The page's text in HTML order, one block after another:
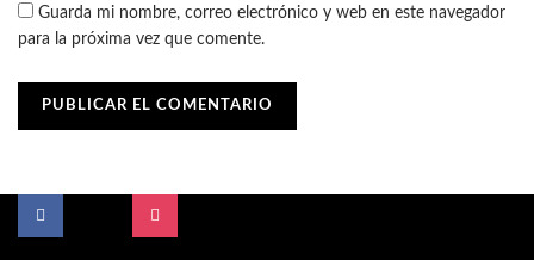
Guarda mi nombre, correo electrónico y web en este navegador
para la próxima vez que comente.